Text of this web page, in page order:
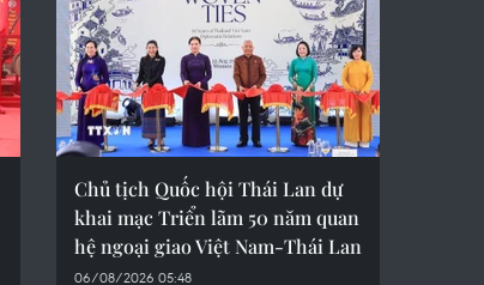
Chủ tịch Quốc hội Thái Lan dự
khai mạc Triển lãm 50 năm quan
hệ ngoại giao Việt Nam-Thái Lan
06/08/2026 05:48